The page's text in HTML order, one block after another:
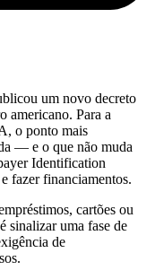
um novo decreto
americano. Para a
o ponto mais
— e o que não muda
Identification
fazer financiamentos.
cartões ou
sinalizar uma fase de
de